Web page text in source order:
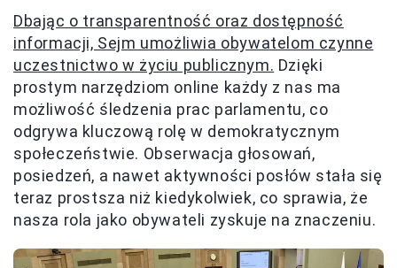
Dbając o transparentność oraz dostępność
informacji, Sejm umożliwia obywatelom czynne
uczestnictwo w życiu publicznym. Dzięki
prostym narzędziom online każdy z nas ma
możliwość śledzenia prac parlamentu, co
odgrywa kluczową rolę w demokratycznym
społeczeństwie. Obserwacja głosowań,
posiedzeń, a nawet aktywności posłów stała się
teraz prostsza niż kiedykolwiek, co sprawia, że
nasza rola jako obywateli zyskuje na znaczeniu.